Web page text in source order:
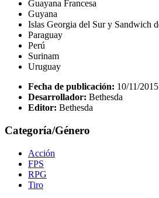
Guayana Francesa
Guyana
Islas Georgia del Sur y Sandwich
Paraguay
Perú
Surinam
Uruguay
Fecha de publicación: 10/11/2015
Desarrollador: Bethesda
Editor: Bethesda
Categoría/Género
Acción
FPS
RPG
Tiro